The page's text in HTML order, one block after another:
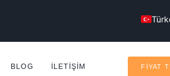
BLOG İLETIŞIM FİYAT